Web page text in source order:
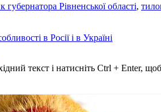
губернатора Рівненської області,
в Росії і в Україні
текст і натисніть Ctrl + Enter,